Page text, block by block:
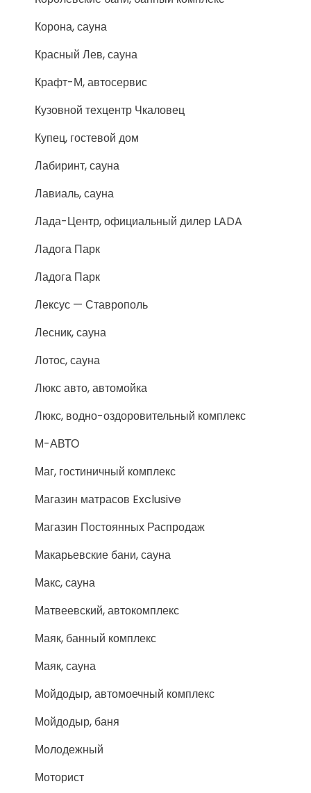
Корона, сауна
Красный Лев, сауна
Крафт-М, автосервис
Кузовной техцентр Чкаловец
Купец, гостевой дом
Лабиринт, сауна
Лавиаль, сауна
Лада-Центр, официальный дилер LADA
Ладога Парк
Ладога Парк
Лексус — Ставрополь
Лесник, сауна
Лотос, сауна
Люкс авто, автомойка
Люкс, водно-оздоровительный комплекс
М-АВТО
Маг, гостиничный комплекс
Магазин матрасов Exclusive
Магазин Постоянных Распродаж
Макарьевские бани, сауна
Макс, сауна
Матвеевский, автокомплекс
Маяк, банный комплекс
Маяк, сауна
Мойдодыр, автомоечный комплекс
Мойдодыр, баня
Молодежный
Моторист